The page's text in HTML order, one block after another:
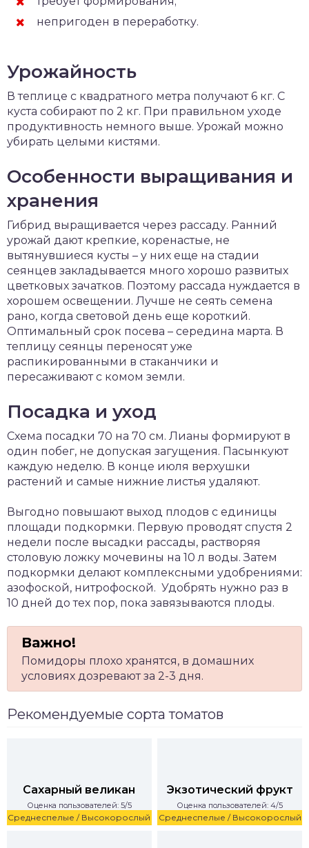
непригоден в переработку.
Урожайность
В теплице с квадратного метра получают 6 кг. С
куста собирают по 2 кг. При правильном уходе
продуктивность немного выше. Урожай можно
убирать целыми кистями.
Особенности выращивания и
хранения
Гибрид выращивается через рассаду. Ранний
урожай дают крепкие, коренастые, не
вытянувшиеся кусты – у них еще на стадии
сеянцев закладывается много хорошо развитых
цветковых зачатков. Поэтому рассада нуждается в
хорошем освещении. Лучше не сеять семена
рано, когда световой день еще короткий.
Оптимальный срок посева – середина марта. В
теплицу сеянцы переносят уже
распикированными в стаканчики и
пересаживают с комом земли.
Посадка и уход
Схема посадки 70 на 70 см. Лианы формируют в
один побег, не допуская загущения. Пасынкуют
каждую неделю. В конце июля верхушки
растений и самые нижние листья удаляют.
Выгодно повышают выход плодов с единицы
площади подкормки. Первую проводят спустя 2
недели после высадки рассады, растворяя
столовую ложку мочевины на 10 л воды. Затем
подкормки делают комплексными удобрениями:
азофоской, нитрофоской. Удобрять нужно раз в
10 дней до тех пор, пока завязываются плоды.
Помидоры плохо хранятся, в домашних
условиях дозревают за 2-3 дня.
Рекомендуемые сорта томатов
Среднеспелые / Высокорослый
Сахарный великан
Оценка пользователей: 5/5
Среднеспелые / Высокорослый
Экзотический фрукт
Оценка пользователей: 4/5